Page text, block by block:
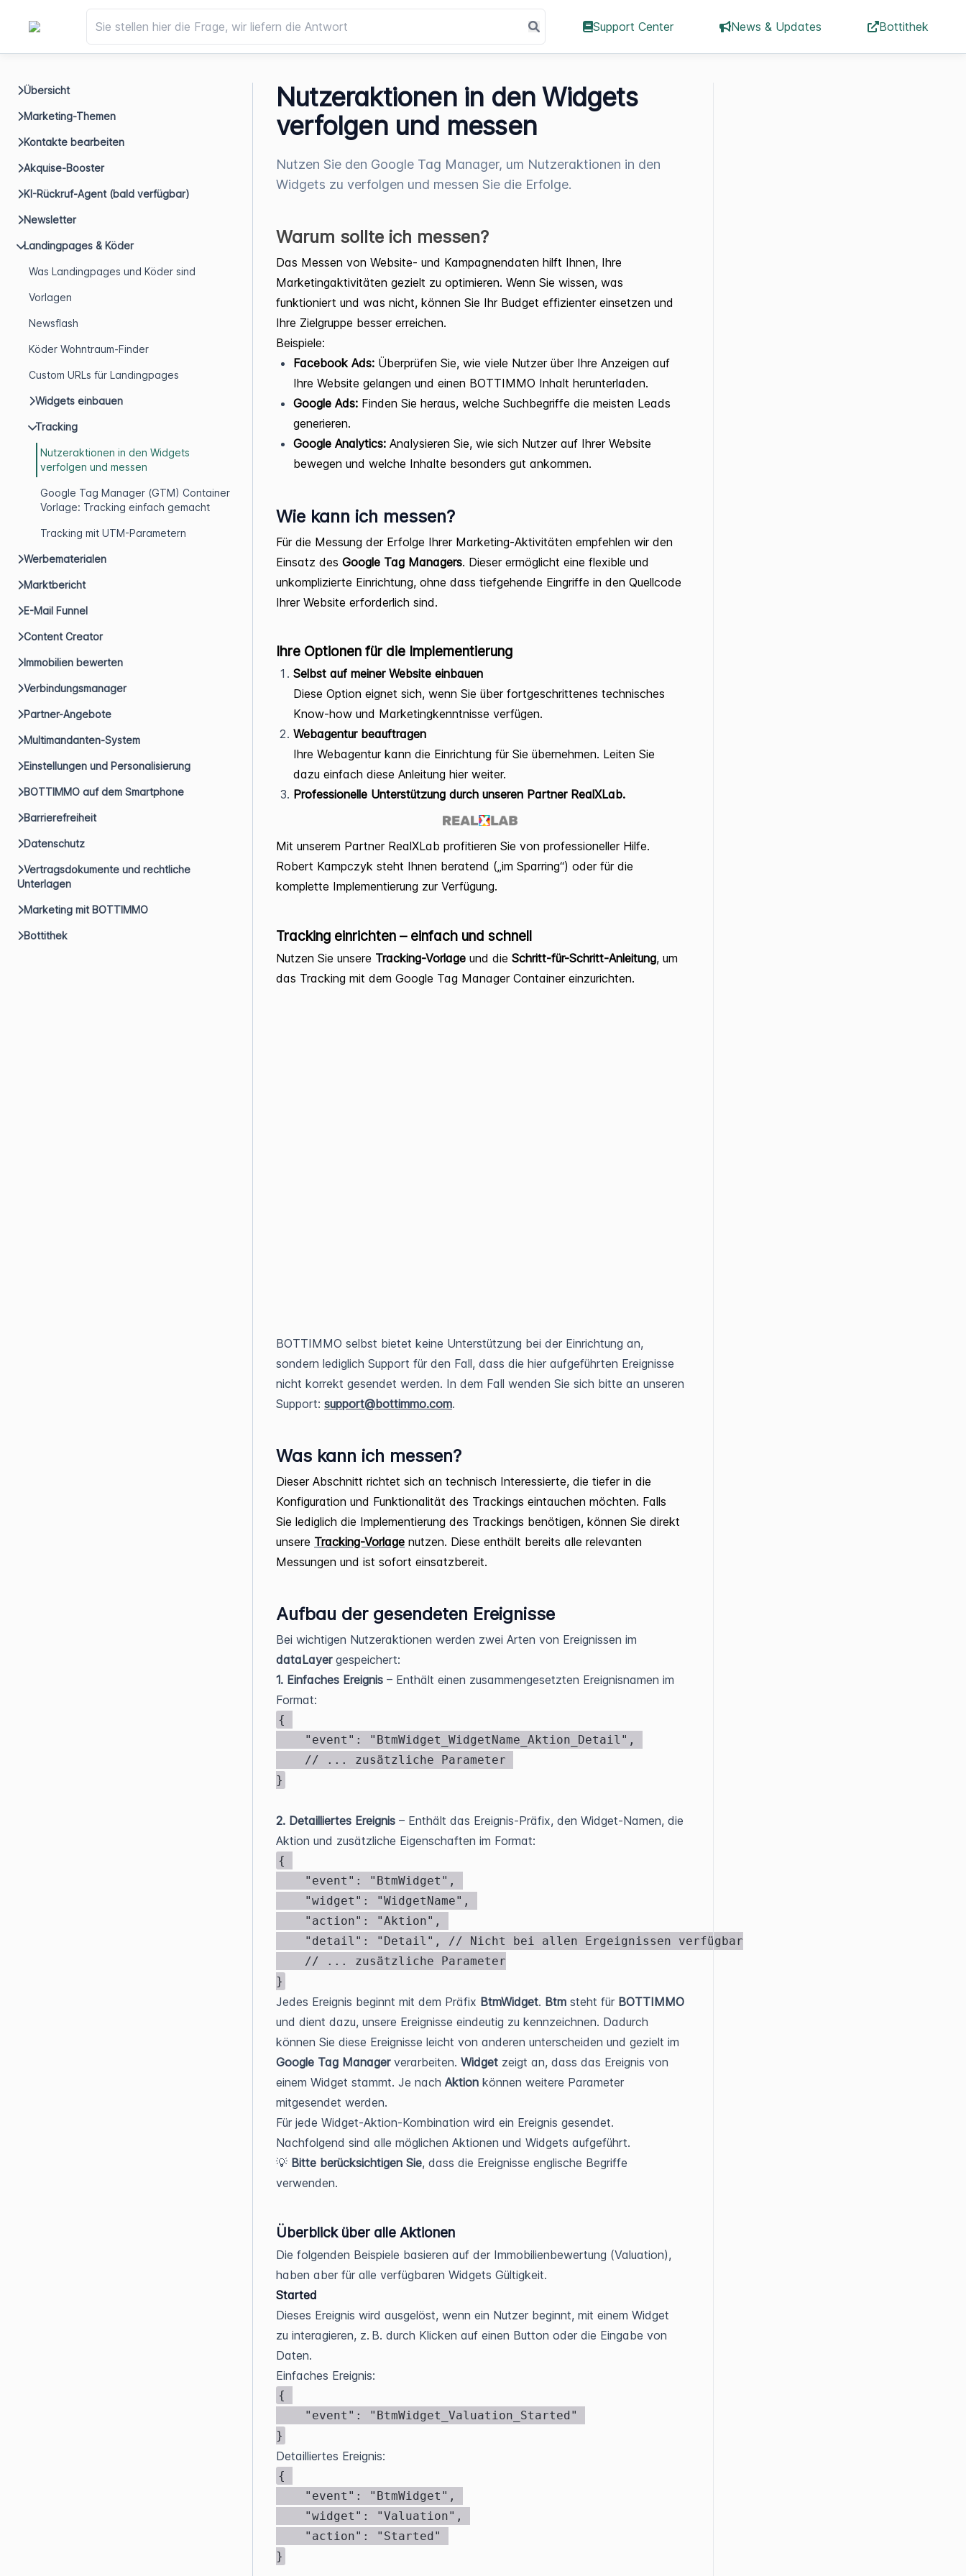
Support Center News & Updates Bottithek
Übersicht
Marketing-Themen
Kontakte bearbeiten
Akquise-Booster
KI-Rückruf-Agent (bald verfügbar)
Newsletter
Landingpages & Köder
Was Landingpages und Köder sind
Vorlagen
Newsflash
Köder Wohntraum-Finder
Custom URLs für Landingpages
Widgets einbauen
Tracking
Nutzeraktionen in den Widgets
verfolgen und messen
Google Tag Manager (GTM) Container
Vorlage: Tracking einfach gemacht
Tracking mit UTM-Parametern
Werbematerialen
Marktbericht
E-Mail Funnel
Content Creator
Immobilien bewerten
Verbindungsmanager
Partner-Angebote
Multimandanten-System
Einstellungen und Personalisierung
BOTTIMMO auf dem Smartphone
Barrierefreiheit
Datenschutz
Vertragsdokumente und rechtliche
Unterlagen
Marketing mit BOTTIMMO
Bottithek
Nutzeraktionen in den Widgets
verfolgen und messen
Nutzen Sie den Google Tag Manager, um Nutzeraktionen in den
Widgets zu verfolgen und messen Sie die Erfolge.
Warum sollte ich messen?
Das Messen von Website- und Kampagnendaten hilft Ihnen, Ihre
Marketingaktivitäten gezielt zu optimieren. Wenn Sie wissen, was
funktioniert und was nicht, können Sie Ihr Budget effizienter einsetzen und
Ihre Zielgruppe besser erreichen.
Beispiele:
Facebook Ads: Überprüfen Sie, wie viele Nutzer über Ihre Anzeigen auf
Ihre Website gelangen und einen BOTTIMMO Inhalt herunterladen.
Google Ads: Finden Sie heraus, welche Suchbegriffe die meisten Leads
generieren.
Google Analytics: Analysieren Sie, wie sich Nutzer auf Ihrer Website
bewegen und welche Inhalte besonders gut ankommen.
Wie kann ich messen?
Für die Messung der Erfolge Ihrer Marketing-Aktivitäten empfehlen wir den
Einsatz des Google Tag Managers. Dieser ermöglicht eine flexible und
unkomplizierte Einrichtung, ohne dass tiefgehende Eingriffe in den Quellcode
Ihrer Website erforderlich sind.
Ihre Optionen für die Implementierung
Selbst auf meiner Website einbauen
Diese Option eignet sich, wenn Sie über fortgeschrittenes technisches
Know-how und Marketingkenntnisse verfügen.
Webagentur beauftragen
Ihre Webagentur kann die Einrichtung für Sie übernehmen. Leiten Sie
dazu einfach diese Anleitung hier weiter.
Professionelle Unterstützung durch unseren Partner RealXLab.
Mit unserem Partner RealXLab profitieren Sie von professioneller Hilfe.
Robert Kampczyk steht Ihnen beratend („im Sparring“) oder für die
komplette Implementierung zur Verfügung.
Tracking einrichten – einfach und schnell
Nutzen Sie unsere Tracking-Vorlage und die Schritt-für-Schritt-Anleitung, um
das Tracking mit dem Google Tag Manager Container einzurichten.
BOTTIMMO selbst bietet keine Unterstützung bei der Einrichtung an,
sondern lediglich Support für den Fall, dass die hier aufgeführten Ereignisse
nicht korrekt gesendet werden. In dem Fall wenden Sie sich bitte an unseren
Support: support@bottimmo.com.
Was kann ich messen?
Dieser Abschnitt richtet sich an technisch Interessierte, die tiefer in die
Konfiguration und Funktionalität des Trackings eintauchen möchten. Falls
Sie lediglich die Implementierung des Trackings benötigen, können Sie direkt
unsere Tracking-Vorlage nutzen. Diese enthält bereits alle relevanten
Messungen und ist sofort einsatzbereit.
Aufbau der gesendeten Ereignisse
Bei wichtigen Nutzeraktionen werden zwei Arten von Ereignissen im
dataLayergespeichert:
1. Einfaches Ereignis – Enthält einen zusammengesetzten Ereignisnamen im
Format:
{
}
2. Detailliertes Ereignis – Enthält das Ereignis-Präfix, den Widget-Namen, die
Aktion und zusätzliche Eigenschaften im Format:
{
}
Jedes Ereignis beginnt mit dem Präfix BtmWidget. Btm steht für BOTTIMMO
und dient dazu, unsere Ereignisse eindeutig zu kennzeichnen. Dadurch
können Sie diese Ereignisse leicht von anderen unterscheiden und gezielt im
Google Tag Managerverarbeiten. Widget zeigt an, dass das Ereignis von
einem Widget stammt. Je nach Aktion können weitere Parameter
mitgesendet werden.
Für jede Widget-Aktion-Kombination wird ein Ereignis gesendet.
Nachfolgend sind alle möglichen Aktionen und Widgets aufgeführt.
💡 Bitte berücksichtigen Sie, dass die Ereignisse englische Begriffe
verwenden.
Überblick über alle Aktionen
Die folgenden Beispiele basieren auf der Immobilienbewertung (Valuation),
haben aber für alle verfügbaren Widgets Gültigkeit.
Started
Dieses Ereignis wird ausgelöst, wenn ein Nutzer beginnt, mit einem Widget
zu interagieren, z. B. durch Klicken auf einen Button oder die Eingabe von
Daten.
Einfaches Ereignis:
{
}
Detailliertes Ereignis:
{
}